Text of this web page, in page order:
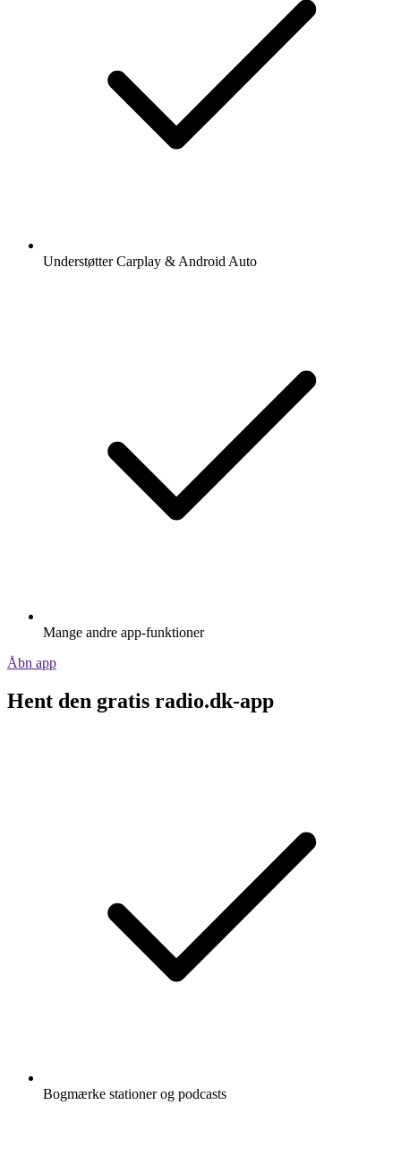
Understøtter Carplay & Android Auto
Mange andre app-funktioner
Åbn app
Hent den gratis radio.dk-app
Bogmærke stationer og podcasts